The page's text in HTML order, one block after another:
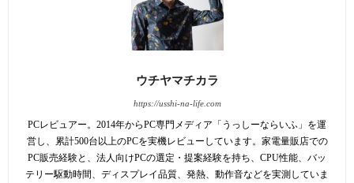
ウチヤマチカラ
https://usshi-na-life.com
PCレビュアー。2014年からPC専門メディア「うっしーならいふ」を運
営し、累計500台以上のPCを実機レビューしています。家電量販店での
PC販売経験と、法人向けPCの選定・提案経験を持ち、CPU性能、バッ
テリー駆動時間、ディスプレイ品質、発熱、動作音などを実測していま